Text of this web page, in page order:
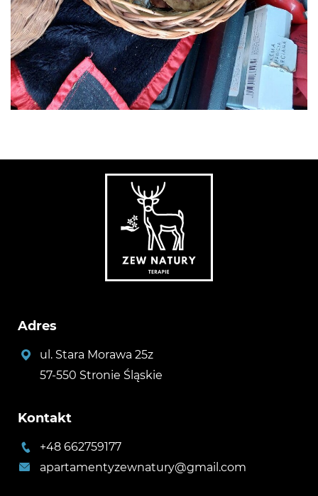
Adres
ul. Stara Morawa 25z
57-550 Stronie Śląskie
Kontakt
+48 662759177
apartamentyzewnatury@gmail.com